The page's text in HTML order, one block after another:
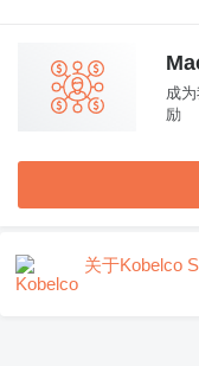
成
励
关于Kobelco